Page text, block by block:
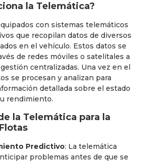
la Telemática?
con sistemas telemáticos
que recopilan datos de diversos
en el vehículo. Estos datos se
de redes móviles o satelitales a
centralizadas. Una vez en el
se procesan y analizan para
detallada sobre el estado
rendimiento.
la Telemática para la
Predictivo: La telemática
problemas antes de que se